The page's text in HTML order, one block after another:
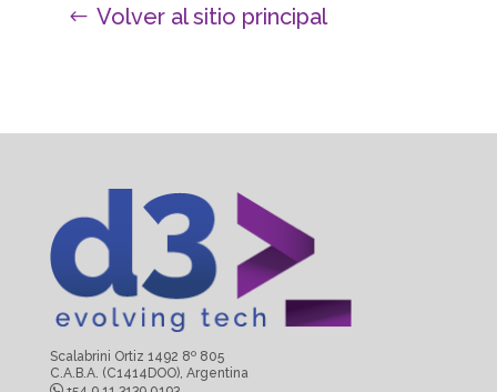
Volver al sitio principal
Scalabrini Ortiz 1492 8º 805
C.A.B.A. (C1414DOO), Argentina